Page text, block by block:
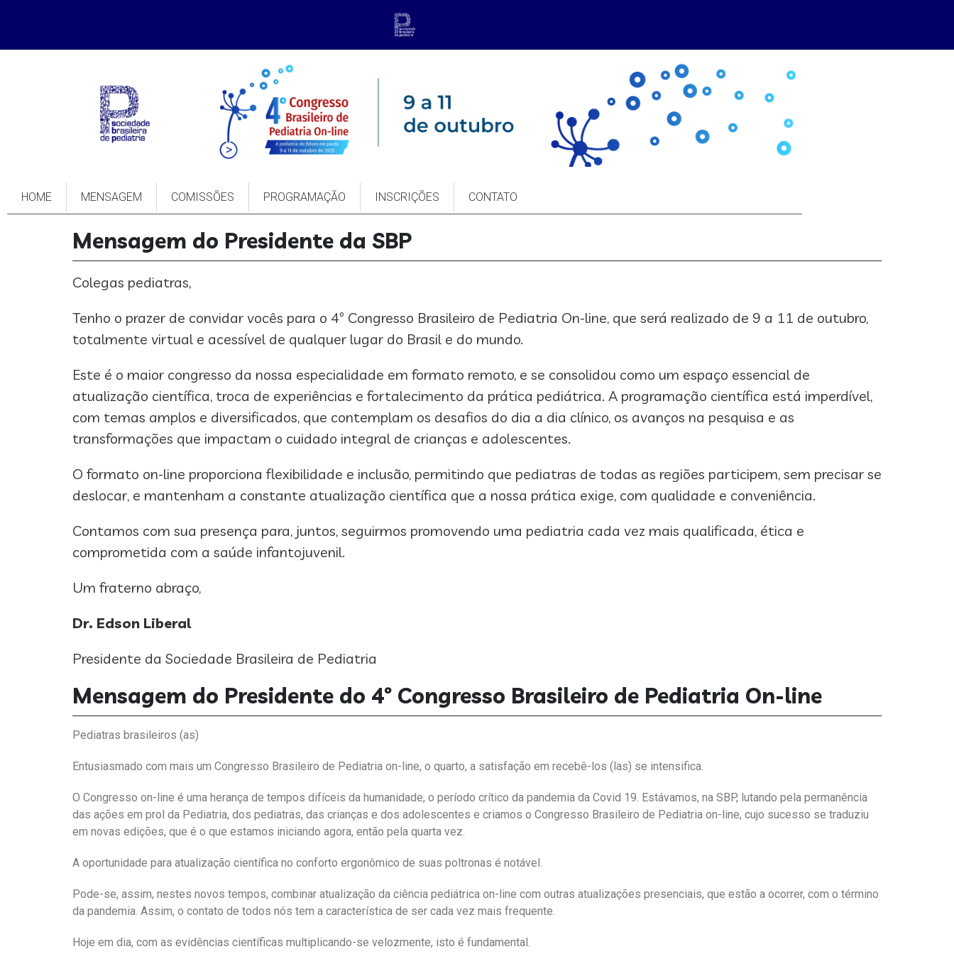
HOME MENSAGEM COMISSÕES PROGRAMAÇÃO INSCRIÇÕES CONTATO
Mensagem do Presidente da SBP
Colegas pediatras,
Tenho o prazer de convidar vocês para o 4º Congresso Brasileiro de Pediatria On-line, que será realizado de 9 a 11 de outubro,
totalmente virtual e acessível de qualquer lugar do Brasil e do mundo.
Este é o maior congresso da nossa especialidade em formato remoto, e se consolidou como um espaço essencial de
atualização científica, troca de experiências e fortalecimento da prática pediátrica. A programação científica está imperdível,
com temas amplos e diversificados, que contemplam os desafios do dia a dia clínico, os avanços na pesquisa e as
transformações que impactam o cuidado integral de crianças e adolescentes.
O formato on-line proporciona flexibilidade e inclusão, permitindo que pediatras de todas as regiões participem, sem precisar se
deslocar, e mantenham a constante atualização científica que a nossa prática exige, com qualidade e conveniência.
Contamos com sua presença para, juntos, seguirmos promovendo uma pediatria cada vez mais qualificada, ética e
comprometida com a saúde infantojuvenil.
Um fraterno abraço,
Dr. Edson Liberal
Presidente da Sociedade Brasileira de Pediatria
Mensagem do Presidente do 4º Congresso Brasileiro de Pediatria On-line
Pediatras brasileiros (as)
Entusiasmado com mais um Congresso Brasileiro de Pediatria on-line, o quarto, a satisfação em recebê-los (las) se intensifica.
O Congresso on-line é uma herança de tempos difíceis da humanidade, o período crítico da pandemia da Covid 19. Estávamos, na SBP, lutando pela permanência
das ações em prol da Pediatria, dos pediatras, das crianças e dos adolescentes e criamos o Congresso Brasileiro de Pediatria on-line, cujo sucesso se traduziu
em novas edições, que é o que estamos iniciando agora, então pela quarta vez.
A oportunidade para atualização científica no conforto ergonômico de suas poltronas é notável.
Pode-se, assim, nestes novos tempos, combinar atualização da ciência pediátrica on-line com outras atualizações presenciais, que estão a ocorrer, com o término
da pandemia. Assim, o contato de todos nós tem a característica de ser cada vez mais frequente.
Hoje em dia, com as evidências científicas multiplicando-se velozmente, isto é fundamental.